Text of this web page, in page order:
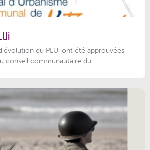
du PLUi ont été approuvées
conseil communautaire du...